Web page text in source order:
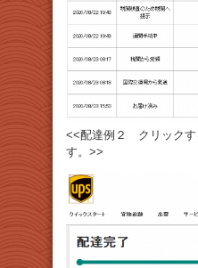
<<配達例２ クリックす
す。>>